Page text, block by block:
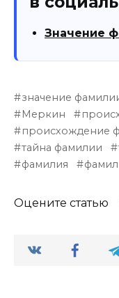
Значение
значение
Меркин
происхождение
тайна фамилии
фамилия
Оцените статью